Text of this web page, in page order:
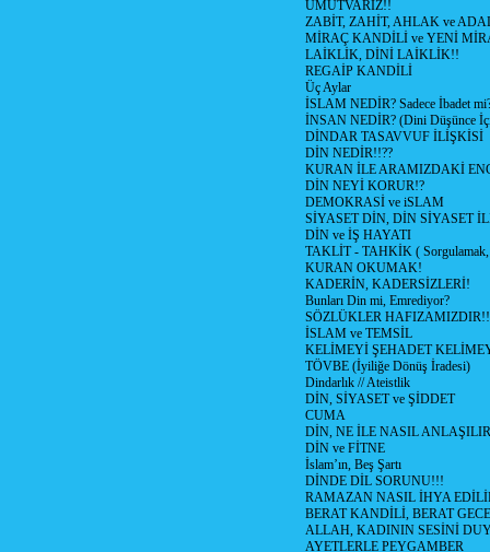
UMUTVARIZ!!
ZABİT, ZAHİT, AHLAK ve
MİRAÇ KANDİLİ ve YENİ
LAİKLİK, DİNİ LAİKLİK!!
REGAİP KANDİLİ
Üç Aylar
İSLAM NEDİR? Sadece İbadet
İNSAN NEDİR? (Dini Düşünce
DİNDAR TASAVVUF İLİŞKİSİ
DİN NEDİR!!??
KURAN İLE ARAMIZDAKİ
DİN NEYİ KORUR!?
DEMOKRASİ ve iSLAM
SİYASET DİN, DİN SİYASET
DİN ve İŞ HAYATI
TAKLİT - TAHKİK ( Sorgulamak,
KURAN OKUMAK!
KADERİN, KADERSİZLERİ!
Bunları Din mi, Emrediyor?
SÖZLÜKLER HAFIZAMIZDIR!!
İSLAM ve TEMSİL
KELİMEYİ ŞEHADET
TÖVBE (İyiliğe Dönüş İradesi)
Dindarlık // Ateistlik
DİN, SİYASET ve ŞİDDET
CUMA
DİN, NE İLE NASIL
DİN ve FİTNE
İslam’ın, Beş Şartı
DİNDE DİL SORUNU!!!
RAMAZAN NASIL İHYA
BERAT KANDİLİ, BERAT
ALLAH, KADININ SESİNİ
AYETLERLE PEYGAMBER